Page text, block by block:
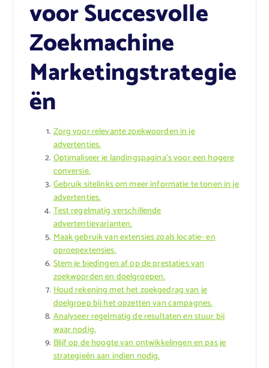
voor Succesvolle
Zoekmachine
Marketingstrategie
ën
Zorg voor relevante zoekwoorden in je
advertenties.
Optimaliseer je landingspagina’s voor een hogere
conversie.
Gebruik sitelinks om meer informatie te tonen in je
advertenties.
Test regelmatig verschillende
advertentievarianten.
Maak gebruik van extensies zoals locatie- en
oproepextensies.
Stem je biedingen af op de prestaties van
zoekwoorden en doelgroepen.
Houd rekening met het zoekgedrag van je
doelgroep bij het opzetten van campagnes.
Analyseer regelmatig de resultaten en stuur bij
waar nodig.
Blijf op de hoogte van ontwikkelingen en pas je
strategieën aan indien nodig.